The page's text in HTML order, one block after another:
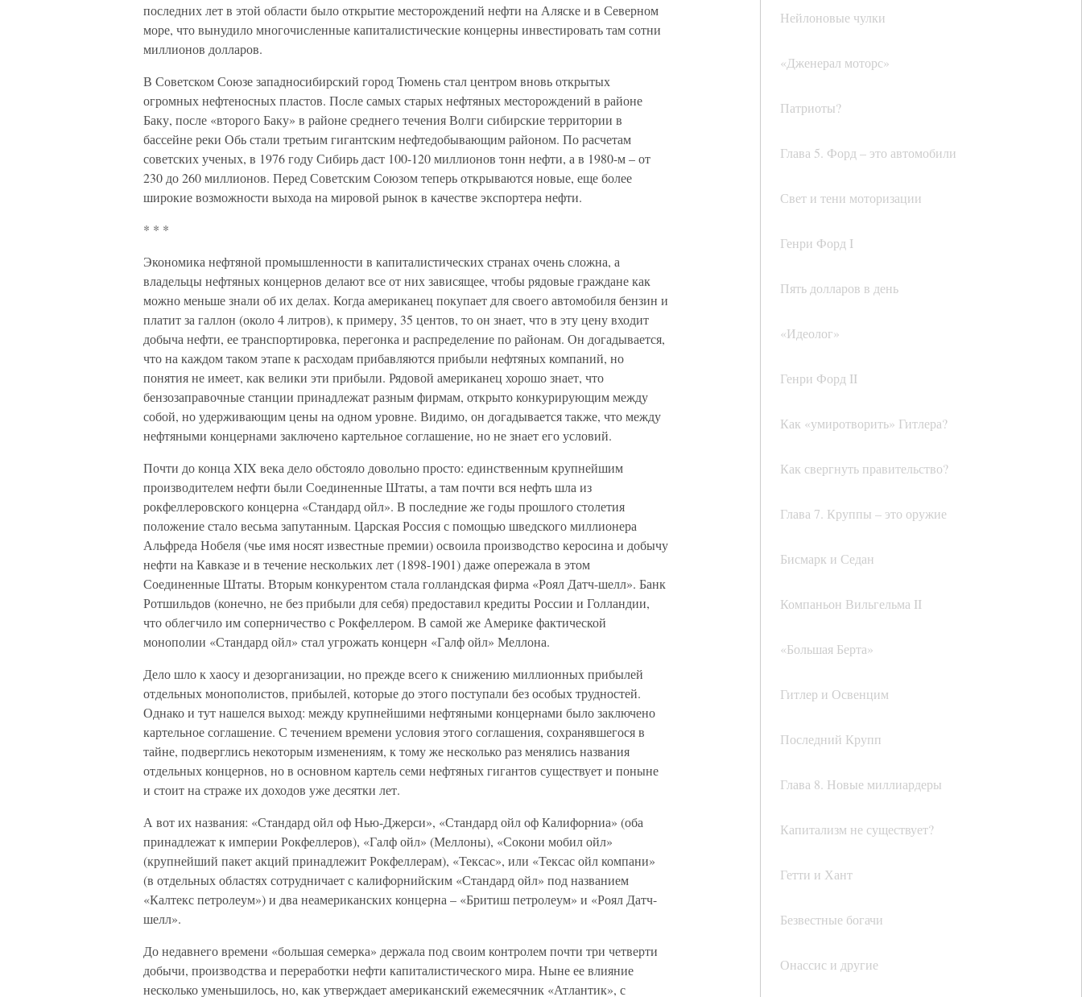
Нейлоновые чулки
«Дженерал моторс»
Патриоты?
Глава 5. Форд – это автомобили
Свет и тени моторизации
Генри Форд I
Пять долларов в день
«Идеолог»
Генри Форд II
Как «умиротворить» Гитлера?
Как свергнуть правительство?
Глава 7. Круппы – это оружие
Бисмарк и Седан
Компаньон Вильгельма II
«Большая Берта»
Гитлер и Освенцим
Последний Крупп
Глава 8. Новые миллиардеры
Капитализм не существует?
Гетти и Хант
Безвестные богачи
Онассис и другие
последних лет в этой области было открытие месторождений нефти на Аляске и в Северном
море, что вынудило многочисленные капиталистические концерны инвестировать там сотни
миллионов долларов.
В Советском Союзе западносибирский город Тюмень стал центром вновь открытых
огромных нефтеносных пластов. После самых старых нефтяных месторождений в районе
Баку, после «второго Баку» в районе среднего течения Волги сибирские территории в
бассейне реки Обь стали третьим гигантским нефтедобывающим районом. По расчетам
советских ученых, в 1976 году Сибирь даст 100-120 миллионов тонн нефти, а в 1980-м – от
230 до 260 миллионов. Перед Советским Союзом теперь открываются новые, еще более
широкие возможности выхода на мировой рынок в качестве экспортера нефти.
* * *
Экономика нефтяной промышленности в капиталистических странах очень сложна, а
владельцы нефтяных концернов делают все от них зависящее, чтобы рядовые граждане как
можно меньше знали об их делах. Когда американец покупает для своего автомобиля бензин и
платит за галлон (около 4 литров), к примеру, 35 центов, то он знает, что в эту цену входит
добыча нефти, ее транспортировка, перегонка и распределение по районам. Он догадывается,
что на каждом таком этапе к расходам прибавляются прибыли нефтяных компаний, но
понятия не имеет, как велики эти прибыли. Рядовой американец хорошо знает, что
бензозаправочные станции принадлежат разным фирмам, открыто конкурирующим между
собой, но удерживающим цены на одном уровне. Видимо, он догадывается также, что между
нефтяными концернами заключено картельное соглашение, но не знает его условий.
Почти до конца XIX века дело обстояло довольно просто: единственным крупнейшим
производителем нефти были Соединенные Штаты, а там почти вся нефть шла из
рокфеллеровского концерна «Стандард ойл». В последние же годы прошлого столетия
положение стало весьма запутанным. Царская Россия с помощью шведского миллионера
Альфреда Нобеля (чье имя носят известные премии) освоила производство керосина и добычу
нефти на Кавказе и в течение нескольких лет (1898-1901) даже опережала в этом
Соединенные Штаты. Вторым конкурентом стала голландская фирма «Роял Датч-шелл». Банк
Ротшильдов (конечно, не без прибыли для себя) предоставил кредиты России и Голландии,
что облегчило им соперничество с Рокфеллером. В самой же Америке фактической
монополии «Стандард ойл» стал угрожать концерн «Галф ойл» Меллона.
Дело шло к хаосу и дезорганизации, но прежде всего к снижению миллионных прибылей
отдельных монополистов, прибылей, которые до этого поступали без особых трудностей.
Однако и тут нашелся выход: между крупнейшими нефтяными концернами было заключено
картельное соглашение. С течением времени условия этого соглашения, сохранявшегося в
тайне, подверглись некоторым изменениям, к тому же несколько раз менялись названия
отдельных концернов, но в основном картель семи нефтяных гигантов существует и поныне
и стоит на страже их доходов уже десятки лет.
А вот их названия: «Стандард ойл оф Нью-Джерси», «Стандард ойл оф Калифорниа» (оба
принадлежат к империи Рокфеллеров), «Галф ойл» (Меллоны), «Сокони мобил ойл»
(крупнейший пакет акций принадлежит Рокфеллерам), «Тексас», или «Тексас ойл компани»
(в отдельных областях сотрудничает с калифорнийским «Стандард ойл» под названием
«Калтекс петролеум») и два неамериканских концерна – «Бритиш петролеум» и «Роял Датч-
шелл».
До недавнего времени «большая семерка» держала под своим контролем почти три четверти
добычи, производства и переработки нефти капиталистического мира. Ныне ее влияние
несколько уменьшилось, но, как утверждает американский ежемесячник «Атлантик», с